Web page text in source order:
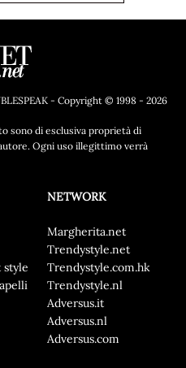
- Copyright © 1998 - 2026
sono di esclusiva proprietà di
Ogni uso illegittimo verrà
style
NETWORK
Margherita.net
Trendystyle.net
Trendystyle.com.hk
Trendystyle.nl
Adversus.it
Adversus.nl
Adversus.com